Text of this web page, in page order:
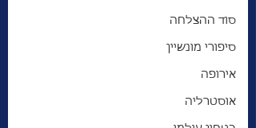
סוד ההצלחה
סיפורי מונשיין
אירופה
אוסטרליה